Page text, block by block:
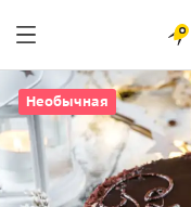
Необычная